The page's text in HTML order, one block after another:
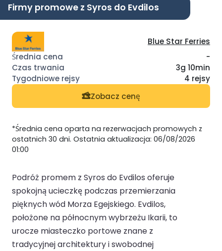
Firmy promowe z Syros do Evdilos
Blue Star Ferries
-
3g 10min
4 rejsy
Zobacz cenę
*Średnia cena oparta na rezerwacjach promowych z
ostatnich 30 dni. Ostatnia aktualizacja: 06/08/2026
01:00
Podróż promem z Syros do Evdilos oferuje
spokojną ucieczkę podczas przemierzania
pięknych wód Morza Egejskiego. Evdilos,
położone na północnym wybrzeżu Ikarii, to
urocze miasteczko portowe znane z
tradycyjnej architektury i swobodnej